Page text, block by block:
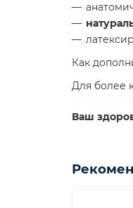
Как
Для более
Ваш